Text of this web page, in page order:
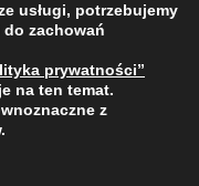
zastrzeżone
PRYWATNOŚCI
usługi, potrzebujemy
zachowań
prywatności”
na ten temat.
z